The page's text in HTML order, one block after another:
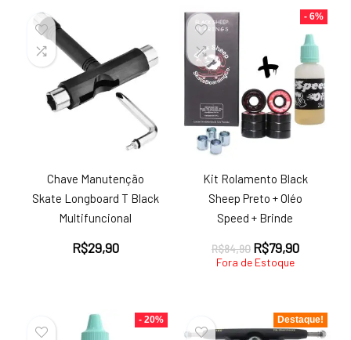
Chave Manutenção
Skate Longboard T Black
Multifuncional
R$29,90
- 6%
Kit Rolamento Black
Sheep Preto + Oléo
Speed + Brinde
R$84,90 O
preço
R$84,90.
R$79,90O
R$79,90.
Fora de Estoque
- 20% Destaque!